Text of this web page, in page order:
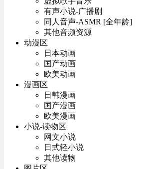
有声小说-广播剧
同人音声-ASMR [全年龄]
其他音频资源
动漫区
日本动画
国产动画
欧美动画
漫画区
日韩漫画
国产漫画
欧美漫画
小说-读物区
网文小说
日式轻小说
其他读物